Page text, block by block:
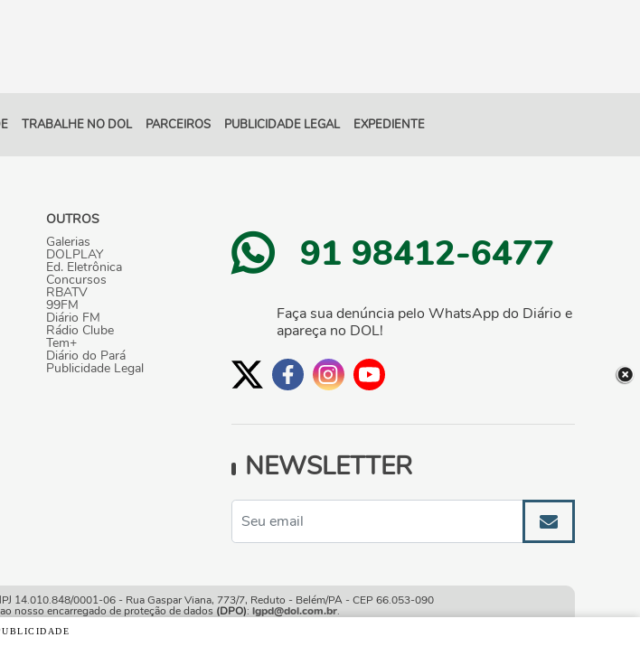
TRABALHE NO DOL PARCEIROS PUBLICIDADE LEGAL EXPEDIENTE
OUTROS
Galerias
DOLPLAY
Ed. Eletrônica
Concursos
RBATV
99FM
Diário FM
Rádio Clube
Tem+
Diário do Pará
Publicidade Legal
91 98412-6477
Faça sua denúncia pelo WhatsApp do Diário e
apareça no DOL!
NEWSLETTER
14.010.848/0001-06 - Rua Gaspar Viana, 773/7, Reduto - Belém/PA - CEP 66.053-090
nosso encarregado de proteção de dados (DPO): lgpd@dol.com.br.